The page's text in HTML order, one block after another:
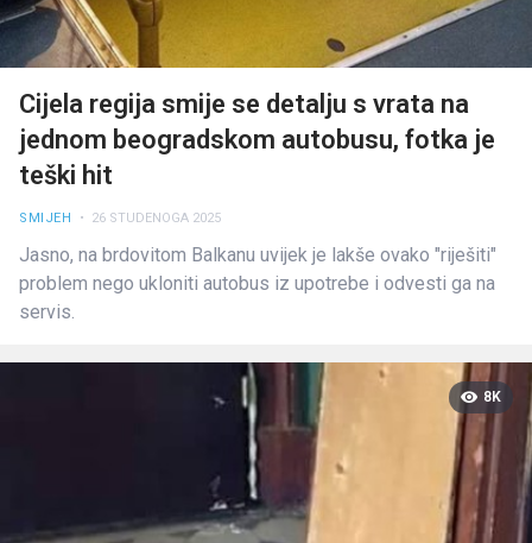
Cijela regija smije se detalju s vrata na
jednom beogradskom autobusu, fotka je
teški hit
SMIJEH • 26 STUDENOGA 2025
Jasno, na brdovitom Balkanu uvijek je lakše ovako "riješiti"
problem nego ukloniti autobus iz upotrebe i odvesti ga na
servis.
8K